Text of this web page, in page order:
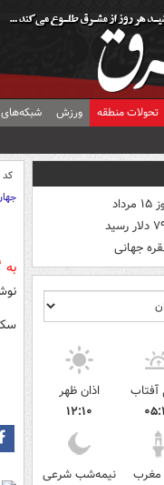
تحولات منطقه ورزش شبکه‌های
جهانی
آفتاب
اذان ظهر
۱۲:۱۰
مغرب
نیمه‌شب شرعی
کد
سکه‌ی